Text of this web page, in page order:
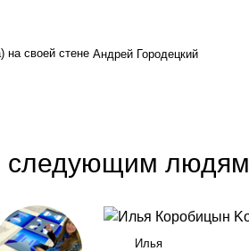
на своей стене Андрей Городецкий
следующим людям
Илья